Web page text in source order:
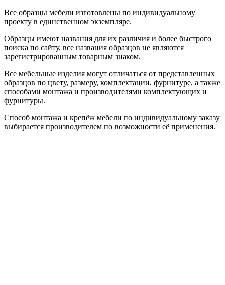
Все образцы мебели изготовлены по индивидуальному
проекту в единственном экземпляре.
Образцы имеют названия для их различия и более быстрого
поиска по сайту, все названия образцов не являются
зарегистрированным товарным знаком.
Все мебельные изделия могут отличаться от представленных
образцов по цвету, размеру, комплектации, фурнитуре, а также
способами монтажа и производителями комплектующих и
фурнитуры.
Способ монтажа и крепёж мебели по индивидуальному заказу
выбирается производителем по возможности её применения.